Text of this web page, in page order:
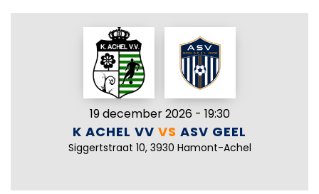
19 december 2026 - 19:30
K ACHEL VV VS ASV GEEL
Siggertstraat 10, 3930 Hamont-Achel